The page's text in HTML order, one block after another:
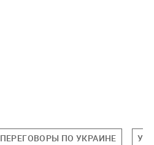
ПЕРЕГОВОРЫ ПО УКРАИНЕ